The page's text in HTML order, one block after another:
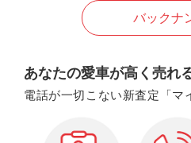
バックナ
あなたの愛車が高く売れ
電話が一切こない新査定「マ